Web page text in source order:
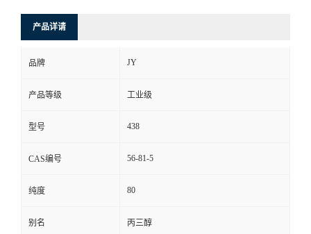
产品详请
品牌 JY
产品等级 工业级
型号 438
CAS编号 56-81-5
纯度 80
别名 丙三醇